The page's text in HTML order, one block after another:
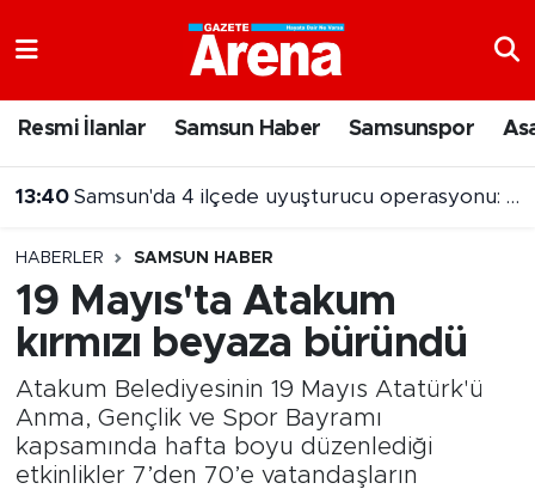
Resmi İlanlar Samsun Haber Samsunspor
13:40 Samsun'da 4 ilçede uyuşturucu operasyonu: 11 gözaltı
13:22 Samsun'da yalnız yaşayan şahıs evinde ölü bulundu
HABERLER SAMSUN HABER
19 Mayıs'ta Atakum
kırmızı beyaza büründü
Atakum Belediyesinin 19 Mayıs Atatürk'ü
Anma, Gençlik ve Spor Bayramı
kapsamında hafta boyu düzenlediği
etkinlikler 7’den 70’e vatandaşların
Samsun Namaz Vakitleri
Süper Lig Puan Durumu ve Fikstür
Tüm Manşetler
Son Dakika Haberleri